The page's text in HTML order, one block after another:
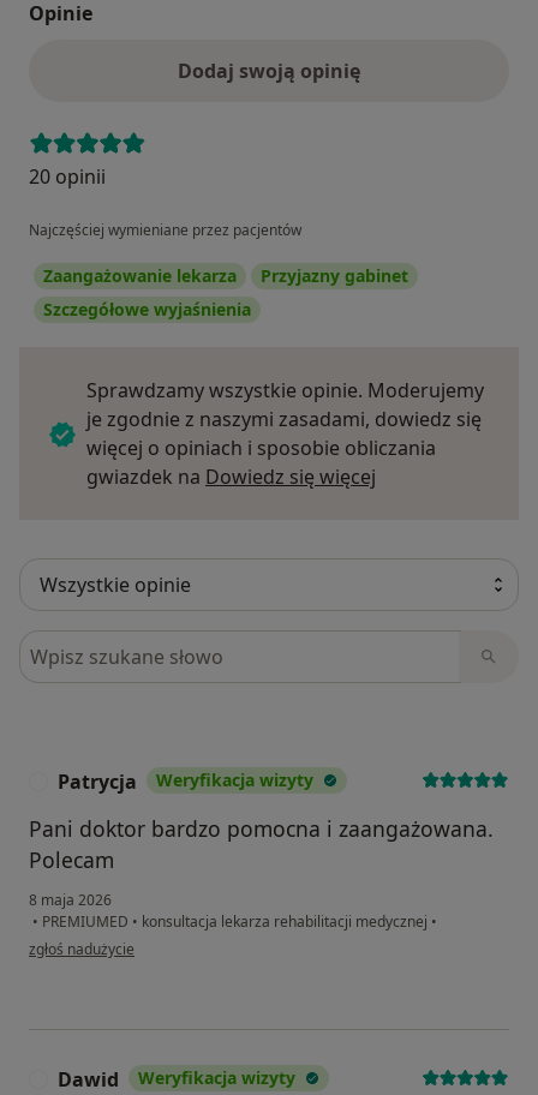
Opinie
Dodaj swoją opinię
20 opinii
Najczęściej wymieniane przez pacjentów
Zaangażowanie lekarza
Przyjazny gabinet
Szczegółowe wyjaśnienia
Sprawdzamy wszystkie opinie. Moderujemy
je zgodnie z naszymi zasadami, dowiedz się
więcej o opiniach i sposobie obliczania
gwiazdek na Dowiedz się więcej
Szukaj w opiniach
Patrycja Weryfikacja wizyty
Pani doktor bardzo pomocna i zaangażowana.
Polecam
8 maja 2026
• PREMIUMED • konsultacja lekarza rehabilitacji medycznej •
w opinii użytkownika Patrycja
zgłoś nadużycie
Dawid Weryfikacja wizyty